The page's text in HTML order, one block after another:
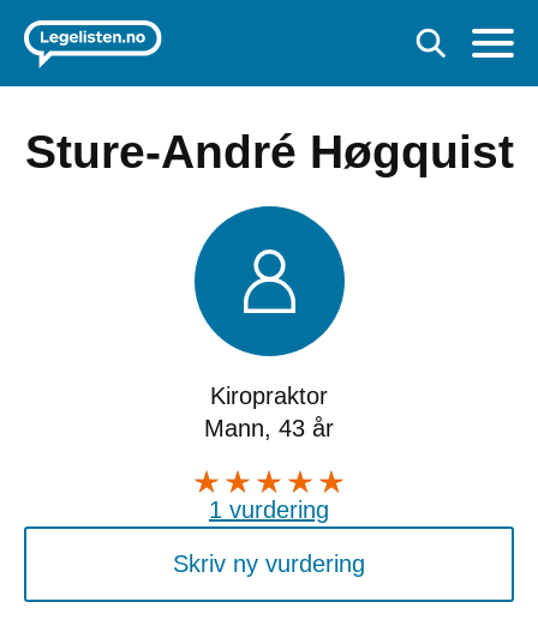
Sture-André Høgquist
Kiropraktor
Mann, 43 år
1 vurdering
Skriv ny vurdering